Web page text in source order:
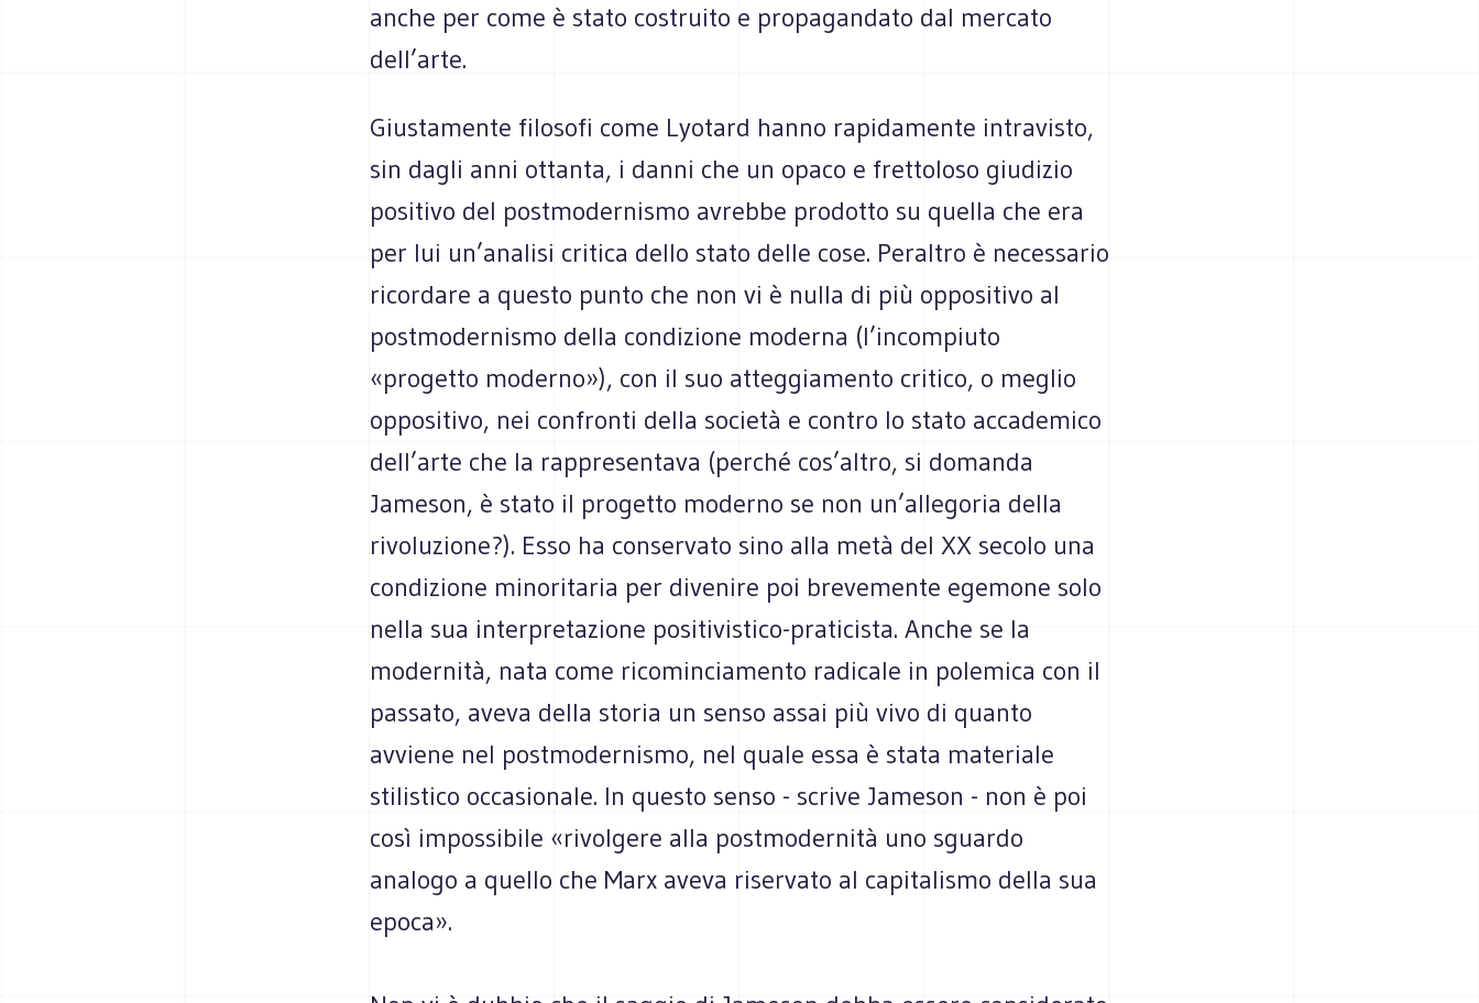
anche per come è stato costruito e propagandato dal mercato
dell’arte.
Giustamente filosofi come Lyotard hanno rapidamente intravisto,
sin dagli anni ottanta, i danni che un opaco e frettoloso giudizio
positivo del postmodernismo avrebbe prodotto su quella che era
per lui un’analisi critica dello stato delle cose. Peraltro è necessario
ricordare a questo punto che non vi è nulla di più oppositivo al
postmodernismo della condizione moderna (l’incompiuto
«progetto moderno»), con il suo atteggiamento critico, o meglio
oppositivo, nei confronti della società e contro lo stato accademico
dell’arte che la rappresentava (perché cos’altro, si domanda
Jameson, è stato il progetto moderno se non un’allegoria della
rivoluzione?). Esso ha conservato sino alla metà del XX secolo una
condizione minoritaria per divenire poi brevemente egemone solo
nella sua interpretazione positivistico-praticista. Anche se la
modernità, nata come ricominciamento radicale in polemica con il
passato, aveva della storia un senso assai più vivo di quanto
avviene nel postmodernismo, nel quale essa è stata materiale
stilistico occasionale. In questo senso - scrive Jameson - non è poi
così impossibile «rivolgere alla postmodernità uno sguardo
analogo a quello che Marx aveva riservato al capitalismo della sua
epoca».